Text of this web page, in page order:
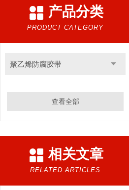
产品分类
PRODUCT CATEGORY
聚乙烯防腐胶带
查看全部
相关文章
RELATED ARTICLES